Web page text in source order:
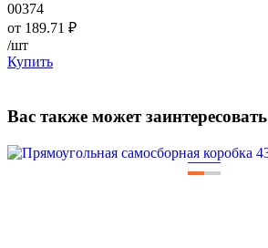
00374
от 189.71 ₽
/шт
Купить
Вас также может заинтересовать
——